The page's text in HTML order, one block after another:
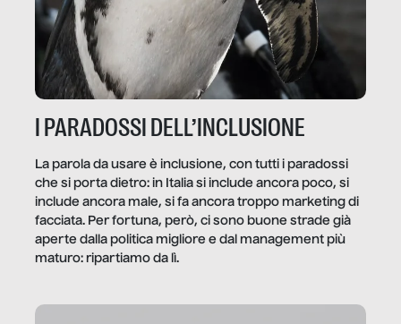
I PARADOSSI DELL’INCLUSIONE
La parola da usare è inclusione, con tutti i paradossi
che si porta dietro: in Italia si include ancora poco, si
include ancora male, si fa ancora troppo marketing di
facciata. Per fortuna, però, ci sono buone strade già
aperte dalla politica migliore e dal management più
maturo: ripartiamo da lì.